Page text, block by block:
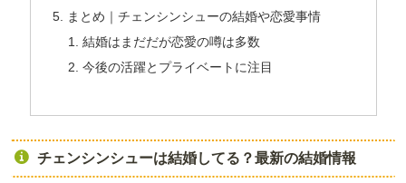
まとめ｜チェンシンシューの結婚や恋愛事情
結婚はまだだが恋愛の噂は多数
今後の活躍とプライベートに注目
チェンシンシューは結婚してる？最新の結婚情報